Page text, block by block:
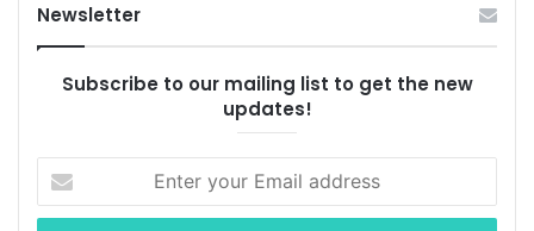
Newsletter
Subscribe to our mailing list to get the new
updates!
Enter
your
Email